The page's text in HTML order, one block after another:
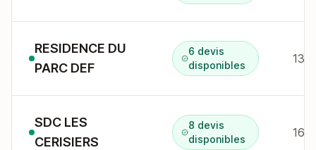
RESIDENCE DU
PARC DEF
6 devis
disponibles
13
SDC LES
CERISIERS
8 devis
disponibles
16 r